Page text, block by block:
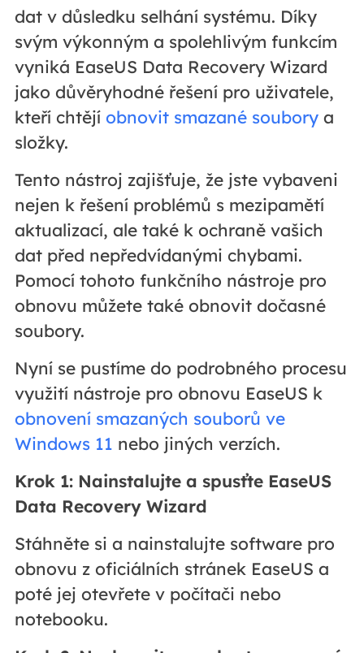
dat v důsledku selhání systému. Díky
svým výkonným a spolehlivým funkcím
vyniká EaseUS Data Recovery Wizard
jako důvěryhodné řešení pro uživatele,
kteří chtějí obnovit smazané souborya
složky.
Tento nástroj zajišťuje, že jste vybaveni
nejen k řešení problémů s mezipamětí
aktualizací, ale také k ochraně vašich
dat před nepředvídanými chybami.
Pomocí tohoto funkčního nástroje pro
obnovu můžete také obnovit dočasné
soubory.
Nyní se pustíme do podrobného procesu
využití nástroje pro obnovu EaseUS k
obnovení smazaných souborů ve
Windows 11 nebo jiných verzích.
Krok 1: Nainstalujte a spusťte EaseUS
Data Recovery Wizard
Stáhněte si a nainstalujte software pro
obnovu z oficiálních stránek EaseUS a
poté jej otevřete v počítači nebo
notebooku.